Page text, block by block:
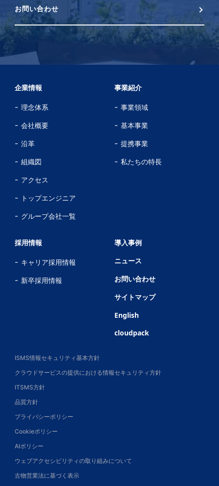
お問い合わせ
企業情報
理念体系
会社概要
沿革
組織図
アクセス
トップエンジニア
グループ会社一覧
事業紹介
事業領域
基本事業
提携事業
私たちの特長
採用情報
キャリア採用情報
新卒採用情報
導入事例
ニュース
お問い合わせ
サイトマップ
English
cloudpack
ISMS情報セキュリティ基本方針
クラウドサービスの提供における情報セキュリティ方針
ITSMS方針
品質方針
プライバシーポリシー
Cookieポリシー
AIポリシー
ウェブアクセシビリティの取り組みについて
古物営業法に基づく表示